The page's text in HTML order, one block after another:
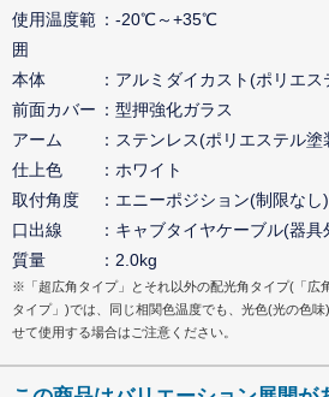
使用温度範
囲
-20℃～+35℃
本体
アルミダイカスト(ポリエス
前面カバー
型押強化ガラス
アーム
ステンレス(ポリエステル塗
仕上色
ホワイト
取付角度
エニーポジション(制限なし)
口出線
キャブタイヤケーブル(器具
質量
2.0kg
※「超広角タイプ」とそれ以外の配光角タイプ(「広
タイプ」)では、同じ相関色温度でも、光色(光の色
せて使用する場合はご注意ください。